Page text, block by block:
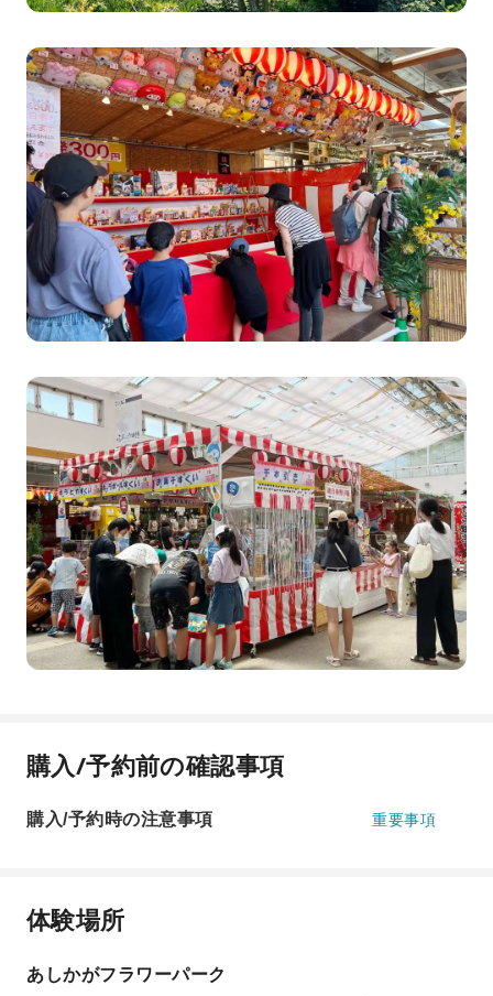
購入/予約前の確認事項
購入/予約時の注意事項 重要事項
体験場所
あしかがフラワーパーク